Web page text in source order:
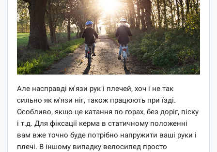
Але насправді м'язи рук і плечей, хоч і не так
сильно як м'язи ніг, також працюють при їзді.
Особливо, якщо це катання по горах, без доріг, піску
і т.д. Для фіксації керма в статичному положенні
вам вже точно буде потрібно напружити ваші руки і
плечі. В іншому випадку велосипед просто